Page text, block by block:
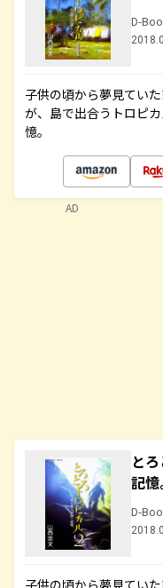
D-
子供の頃から夢見てい
が、島で出合うトロピ
憶。
と
記
D-
子供の頃から夢見てい
AD